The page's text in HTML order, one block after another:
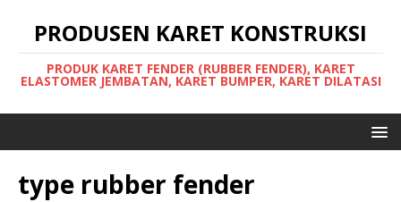
PRODUSEN KARET KONSTRUKSI
PRODUK KARET FENDER (RUBBER FENDER), KARET
ELASTOMER JEMBATAN, KARET BUMPER, KARET DILATASI
type rubber fender